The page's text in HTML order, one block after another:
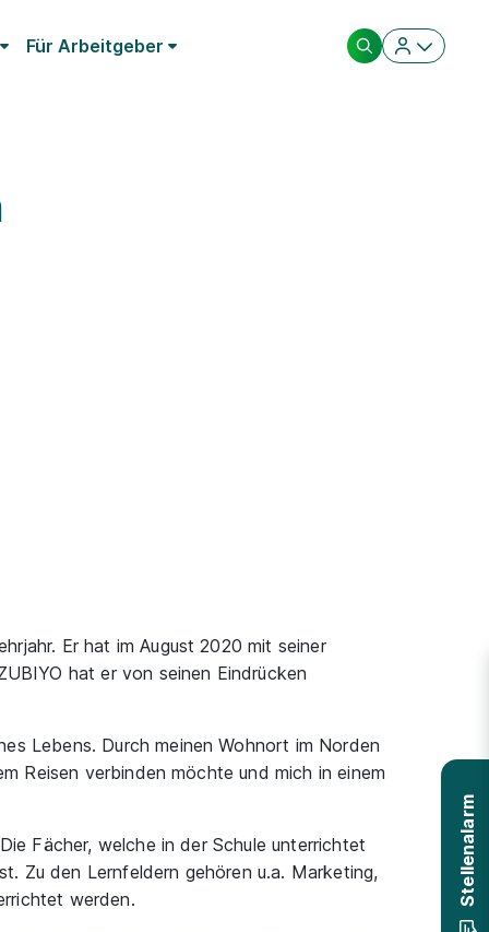
Für Arbeitgeber
Er hat im August 2020 mit seiner
hat er von seinen Eindrücken
Lebens. Durch meinen Wohnort im Norden
Reisen verbinden möchte und mich in einem
Fächer, welche in der Schule unterrichtet
Zu den Lernfeldern gehören u.a. Marketing,
werden.
Stellenalarm